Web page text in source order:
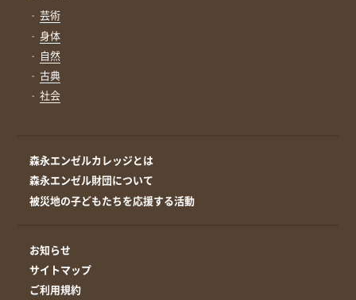
芸術
身体
自然
古典
社会
森永エンゼルカレッジとは
森永エンゼル財団について
被災地の子どもたちを応援する活動
お知らせ
サイトマップ
ご利用規約